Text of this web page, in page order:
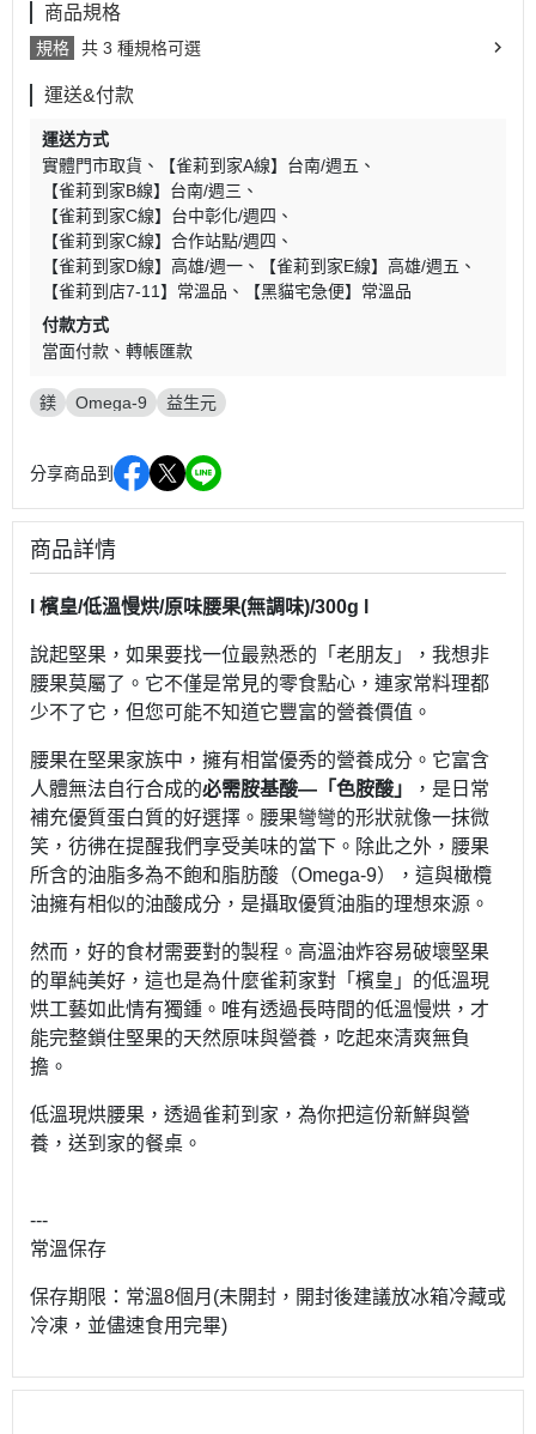
商品規格
規格 共 3 種規格可選
運送&付款
運送方式
實體門市取貨
【雀莉到家A線】台南/週五
【雀莉到家B線】台南/週三
【雀莉到家C線】台中彰化/週四
【雀莉到家C線】合作站點/週四
【雀莉到家D線】高雄/週一
【雀莉到家E線】高雄/週五
【雀莉到店7-11】常溫品
【黑貓宅急便】常溫品
付款方式
當面付款
轉帳匯款
鎂 Omega-9 益生元
分享商品到
商品詳情
l 檳皇/低溫慢烘/原味腰果(無調味)/300g l
說起堅果，如果要找一位最熟悉的「老朋友」，我想非
腰果莫屬了。它不僅是常見的零食點心，連家常料理都
少不了它，但您可能不知道它豐富的營養價值。
腰果在堅果家族中，擁有相當優秀的營養成分。它富含
人體無法自行合成的必需胺基酸—「色胺酸」
，是日常
補充優質蛋白質的好選擇。腰果彎彎的形狀就像一抹微
笑，彷彿在提醒我們享受美味的當下。除此之外，腰果
所含的油脂多為不飽和脂肪酸（Omega-9），這與橄欖
油擁有相似的油酸成分，是攝取優質油脂的理想來源。
然而，好的食材需要對的製程。高溫油炸容易破壞堅果
的單純美好，這也是為什麼雀莉家對「檳皇」的低溫現
烘工藝如此情有獨鍾。唯有透過長時間的低溫慢烘，才
能完整鎖住堅果的天然原味與營養，吃起來清爽無負
擔。
低溫現烘腰果，透過雀莉到家，為你把這份新鮮與營
養，送到家的餐桌。
---
常溫保存
保存期限：常溫8個月(未開封，開封後建議放冰箱冷藏或
冷凍，並儘速食用完畢)